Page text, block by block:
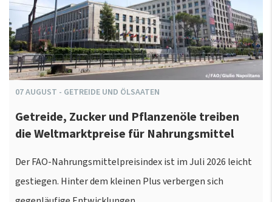
07AUGUST - GETREIDE UND ÖLSAATEN
Getreide, Zucker und Pflanzenöle treiben
die Weltmarktpreise für Nahrungsmittel
Der FAO-Nahrungsmittelpreisindex ist im Juli 2026 leicht
gestiegen. Hinter dem kleinen Plus verbergen sich